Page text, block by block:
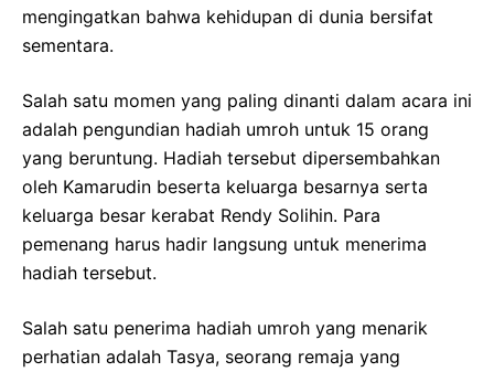
mengingatkan bahwa kehidupan di dunia bersifat
sementara.
Salah satu momen yang paling dinanti dalam acara ini
adalah pengundian hadiah umroh untuk 15 orang
yang beruntung. Hadiah tersebut dipersembahkan
oleh Kamarudin beserta keluarga besarnya serta
keluarga besar kerabat Rendy Solihin. Para
pemenang harus hadir langsung untuk menerima
hadiah tersebut.
Salah satu penerima hadiah umroh yang menarik
perhatian adalah Tasya, seorang remaja yang